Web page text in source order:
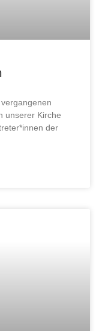
unserer Kirche
der